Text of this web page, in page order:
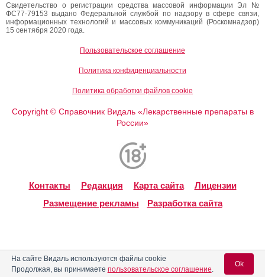
Свидетельство о регистрации средства массовой информации Эл №
ФС77-79153 выдано Федеральной службой по надзору в сфере связи,
информационных технологий и массовых коммуникаций (Роскомнадзор)
15 сентября 2020 года.
Пользовательское соглашение
Политика конфиденциальности
Политика обработки файлов cookie
Copyright ©Справочник Видаль «Лекарственные препараты в
России»
Контакты Редакция Карта сайта
Лицензии
Размещение рекламы
Разработка сайта
На сайте Видаль используются файлы cookie
Продолжая, вы принимаете пользовательское соглашение.
Ok